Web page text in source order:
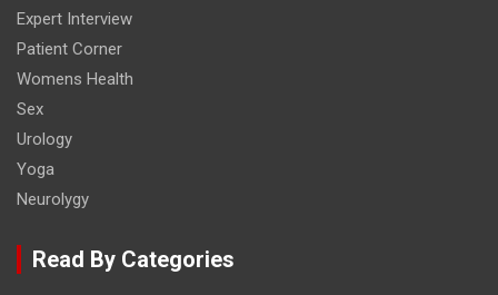
Expert Interview
Patient Corner
Womens Health
Sex
Urology
Yoga
Neurolygy
Read By Categories